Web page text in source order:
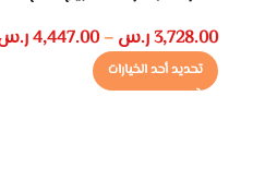
3,728.00ر.س –
4,447.00
تحديد أحد الخيارات